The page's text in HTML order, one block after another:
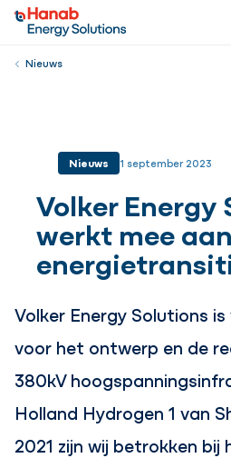
Nieuws
Nieuws 1 september 2023
Volker Energy
werkt mee aan
Volker Energy Solutions
voor het ontwerp en de
380kV
Holland Hydrogen 1 van
2021 zijn wij betrokken